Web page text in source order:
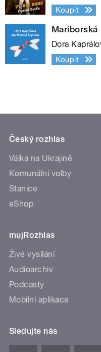
Koupit
Mariborská
Dora
Koupit
Český rozhlas
Válka na Ukrajině
Komunální volby
Stanice
eShop
mujRozhlas
Živé vysílání
Audioarchiv
Podcasty
Mobilní aplikace
Sledujte nás